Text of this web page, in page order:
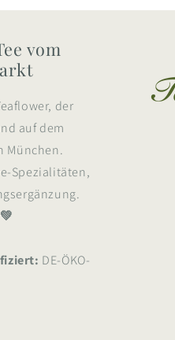
vom
der
auf dem
München.
Spezialitäten,
DE-ÖKO-